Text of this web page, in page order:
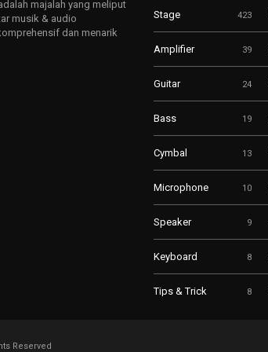
majalah yang meliput
musik & audio
dan menarik
Stage 423
Amplifier 39
Guitar 24
Bass 19
Cymbal 13
Microphone 10
Speaker 9
Keyboard 8
Tips & Trick 8
Reserved